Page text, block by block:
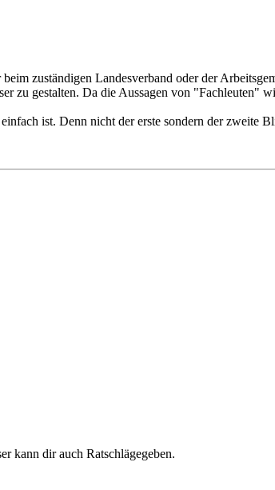
zuständigen Landesverband oder der
zu gestalten. Da die Aussagen von "Fachleuten"
ist. Denn nicht der erste sondern der zweite
kann dir auch Ratschlägegeben.